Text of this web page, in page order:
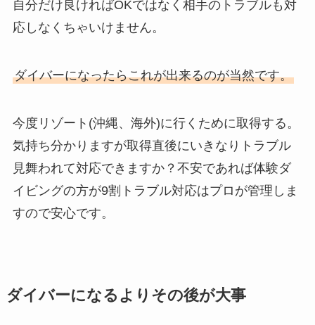
自分だけ良ければOKではなく相手のトラブルも対
応しなくちゃいけません。
ダイバーになったらこれが出来るのが当然です。
今度リゾート(沖縄、海外)に行くために取得する。
気持ち分かりますが取得直後にいきなりトラブル
見舞われて対応できますか？不安であれば体験ダ
イビングの方が9割トラブル対応はプロが管理しま
すので安心です。
ダイバーになるよりその後が大事